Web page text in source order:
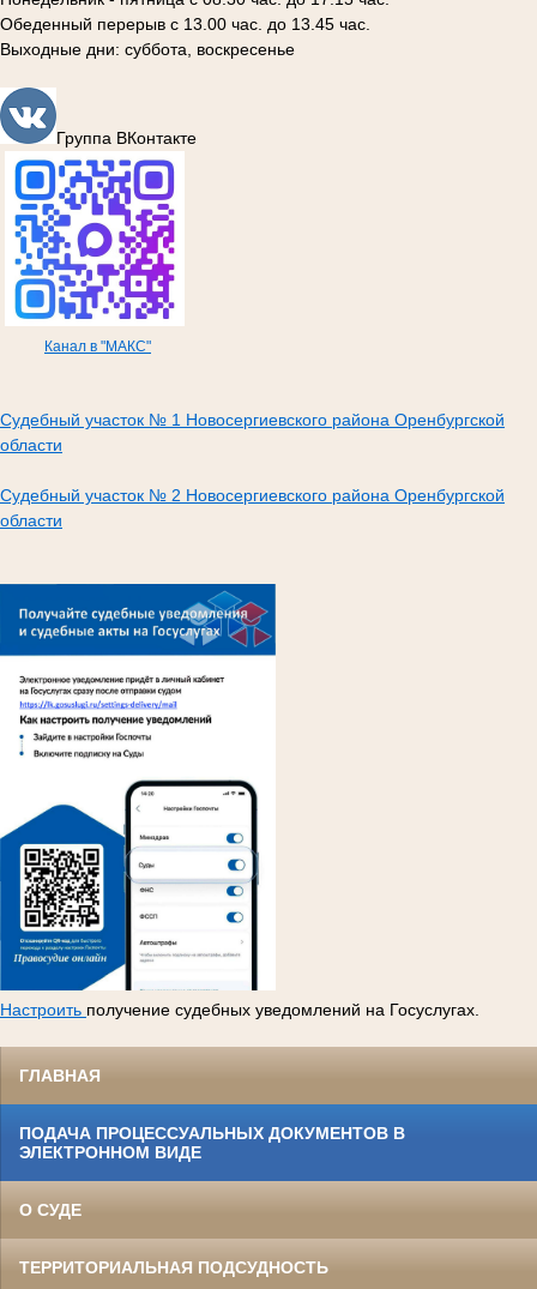
Обеденный перерыв с 13.00 час. до 13.45 час.
Выходные дни: суббота, воскресенье
Группа ВКонтакте
Канал в "МАКС"
Судебный участок № 1 Новосергиевского района Оренбургской
области
Судебный участок № 2 Новосергиевского района Оренбургской
области
Настроить получение судебных уведомлений на Госуслугах.
ГЛАВНАЯ
ПОДАЧА ПРОЦЕССУАЛЬНЫХ ДОКУМЕНТОВ В
ЭЛЕКТРОННОМ ВИДЕ
О СУДЕ
ТЕРРИТОРИАЛЬНАЯ ПОДСУДНОСТЬ